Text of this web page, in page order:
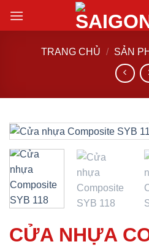
đến
TRANG CHỦ / SẢN
CỬA NHỰA